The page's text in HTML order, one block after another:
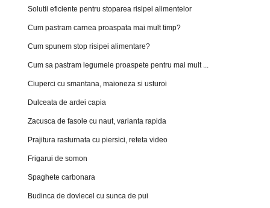
Solutii eficiente pentru stoparea risipei alimentelor
Cum pastram carnea proaspata mai mult timp?
Cum spunem stop risipei alimentare?
Cum sa pastram legumele proaspete pentru mai mult ...
Ciuperci cu smantana, maioneza si usturoi
Dulceata de ardei capia
Zacusca de fasole cu naut, varianta rapida
Prajitura rasturnata cu piersici, reteta video
Frigarui de somon
Spaghete carbonara
Budinca de dovlecel cu sunca de pui